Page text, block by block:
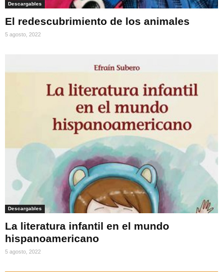
Descargables
El redescubrimiento de los animales
5 agosto, 2022
Descargables
La literatura infantil en el mundo
hispanoamericano
5 agosto, 2022